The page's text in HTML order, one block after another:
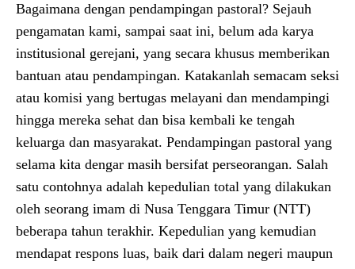
Bagaimana dengan pendampingan pastoral? Sejauh
pengamatan kami, sampai saat ini, belum ada karya
institusional gerejani, yang secara khusus memberikan
bantuan atau pendampingan. Katakanlah semacam seksi
atau komisi yang bertugas melayani dan mendampingi
hingga mereka sehat dan bisa kembali ke tengah
keluarga dan masyarakat. Pendampingan pastoral yang
selama kita dengar masih bersifat perseorangan. Salah
satu contohnya adalah kepedulian total yang dilakukan
oleh seorang imam di Nusa Tenggara Timur (NTT)
beberapa tahun terakhir. Kepedulian yang kemudian
mendapat respons luas, baik dari dalam negeri maupun